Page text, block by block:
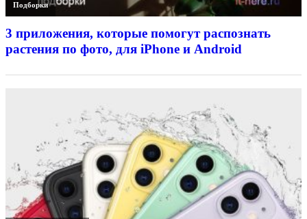
Подборки
3 приложения, которые помогут распознать
растения по фото, для iPhone и Android